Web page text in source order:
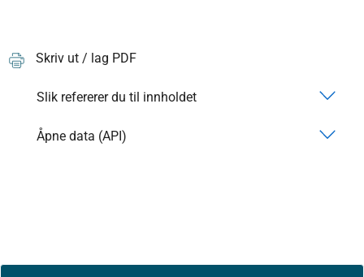
Skriv ut / lag PDF
Slik refererer du til innholdet
Åpne data (API)